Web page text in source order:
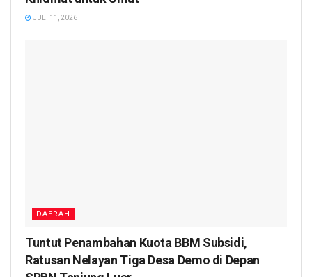
JULI 11, 2026
DAERAH
Tuntut Penambahan Kuota BBM Subsidi,
Ratusan Nelayan Tiga Desa Demo di Depan